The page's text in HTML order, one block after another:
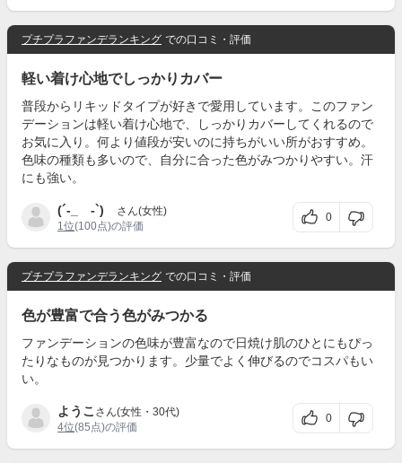
プチプラファンデランキング での口コミ・評価
軽い着け心地でしっかりカバー
普段からリキッドタイプが好きで愛用しています。このファン
デーションは軽い着け心地で、しっかりカバーしてくれるので
お気に入り。何より値段が安いのに持ちがいい所がおすすめ。
色味の種類も多いので、自分に合った色がみつかりやすい。汗
にも強い。
(´-_ゝ-`)
さん(女性)
1位(100点)の評価
0
プチプラファンデランキング での口コミ・評価
色が豊富で合う色がみつかる
ファンデーションの色味が豊富なので日焼け肌のひとにもぴっ
たりなものが見つかります。少量でよく伸びるのでコスパもい
い。
ようこ さん(女性・30代)
4位(85点)の評価
0